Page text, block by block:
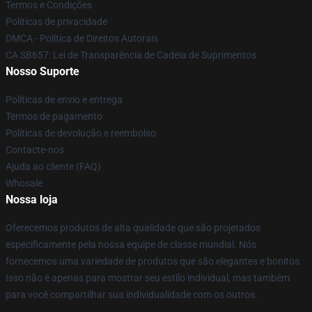
Termos e Condições
Políticas de privacidade
DMCA - Política de Direitos Autorais
CA SB657: Lei de Transparência de Cadeia de Suprimentos
Nosso Suporte
Políticas de envio e entrega
Termos de pagamento
Políticas de devolução e reembolso
Contacte-nos
Ajuda ao cliente (FAQ)
Whosale
Nossa loja
Oferecemos produtos de alta qualidade que são projetados
especificamente pela nossa equipe de classe mundial. Nós
fornecemos uma variedade de produtos que são elegantes e bonitos.
Isso não é apenas para mostrar seu estilo individual, mas também
para você compartilhar sua individualidade com os outros.